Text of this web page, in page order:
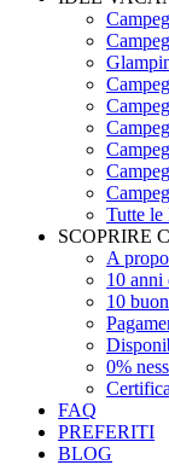
Tutte le
SCOPRIRE
A
10 anni
10
0%
FAQ
PREFERITI
BLOG